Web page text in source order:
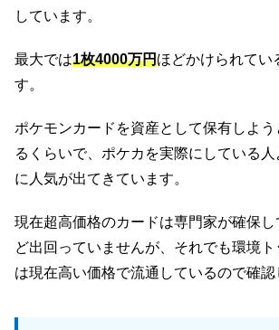
しています。
最大では1枚4000万円ほどかけられてい
す。
ポケモンカードを資産として保有しよ
るくらいで、ポケカを実際にしている
に人気が出てきています。
現在超高価格のカードは専門家が確保
ど出回っていませんが、それでも環境
は現在高い価格で流通しているので確認